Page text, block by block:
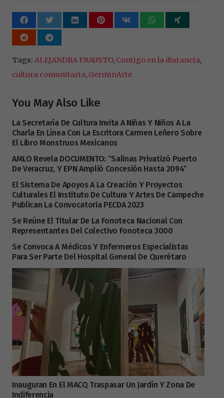
Tags: ALEJANDRA FRAUSTO, Contigo en la distancia,
cultura comunitaria, GerminArte
You May Also Like
La Secretaría De Cultura Invita A Niñas Y Niños A La
Charla En Línea Con La Escritora Carmen Leñero Sobre
El Libro Monstruos Mexicanos
AMLO Revela DOCUMENTO: “Salinas Privatizó Puerto
De Veracruz, Y EPN Amplió Concesión Hasta 2094”
El Sistema De Apoyos A La Creación Y Proyectos
Culturales El Instituto De Cultura Y Artes De Campeche
Publican La Convocatoria PECDA 2023
Se Reúne El Titular De La Fonoteca Nacional Con
Representantes Del Colectivo Fonoteca 3000
Se Convoca A Médicos Y Enfermeros Especialistas
Para Ser Parte Del Hospital General De Querétaro
Inauguran En El MACQ Traspasar Un Jardín Y Zona De
Indiferencia